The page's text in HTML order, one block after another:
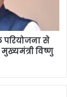
से
विष्णु